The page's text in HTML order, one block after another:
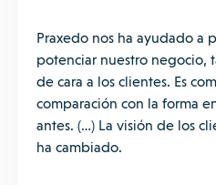
Praxedo nos ha ayudado a
potenciar nuestro negocio,
de cara a los clientes. Es
comparación con la forma
antes. (…) La visión de los
ha cambiado.